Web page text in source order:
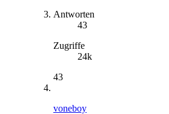
Antworten
43
Zugriffe
24k
43
voneboy